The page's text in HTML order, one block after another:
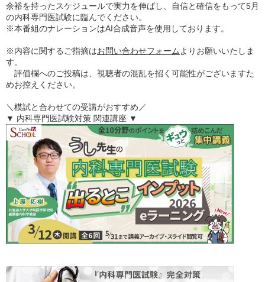
余裕を持ったスケジュールで実力を伸ばし、自信と確信をもって5月
の内科専門医試験に臨んでください。
※本番組のナレーションはAI合成音声を使用しております。
※内容に関するご指摘はお問い合わせフォーム よりお願いいたしま
す。
評価欄へのご投稿は、視聴者の混乱を招く可能性がございますた
めお控えください。
＼模試と合わせての受講がおすすめ／
▼ 内科専門医試験対策 関連講座 ▼